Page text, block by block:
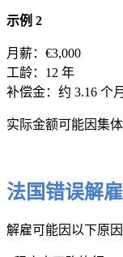
示例 2
月薪：€3,000
工龄：12 年
补偿金：约 3.16 个
实际金额可能因集
法国错误解
解雇可能因以下原因